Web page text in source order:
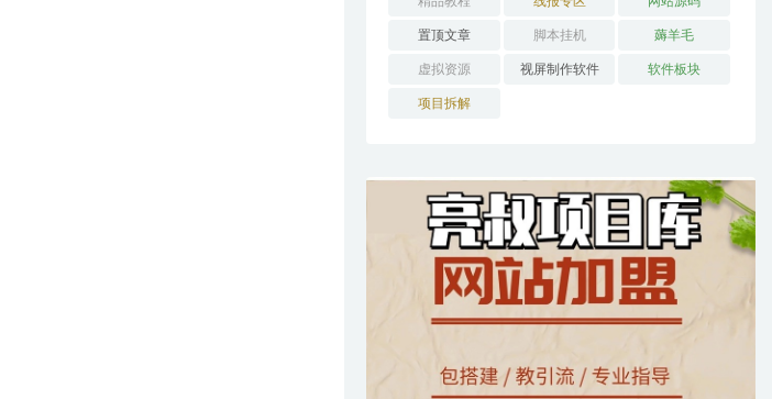
置顶文章 脚本挂机 薅羊毛
虚拟资源 视屏制作软件 软件板块
项目拆解